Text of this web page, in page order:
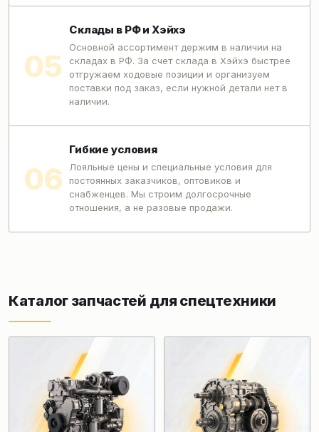
Склады в РФ и Хэйхэ
Основной ассортимент держим в наличии на
складах в РФ. За счет склада в Хэйхэ быстрее
отгружаем ходовые позиции и организуем
поставки под заказ, если нужной детали нет в
наличии.
Гибкие условия
Лояльные цены и специальные условия для
постоянных заказчиков, оптовиков и
снабженцев. Мы строим долгосрочные
отношения, а не разовые продажи.
Каталог запчастей для спецтехники